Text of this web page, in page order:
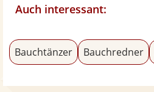
Auch interessant:
Bauchtänzer Bauchredner